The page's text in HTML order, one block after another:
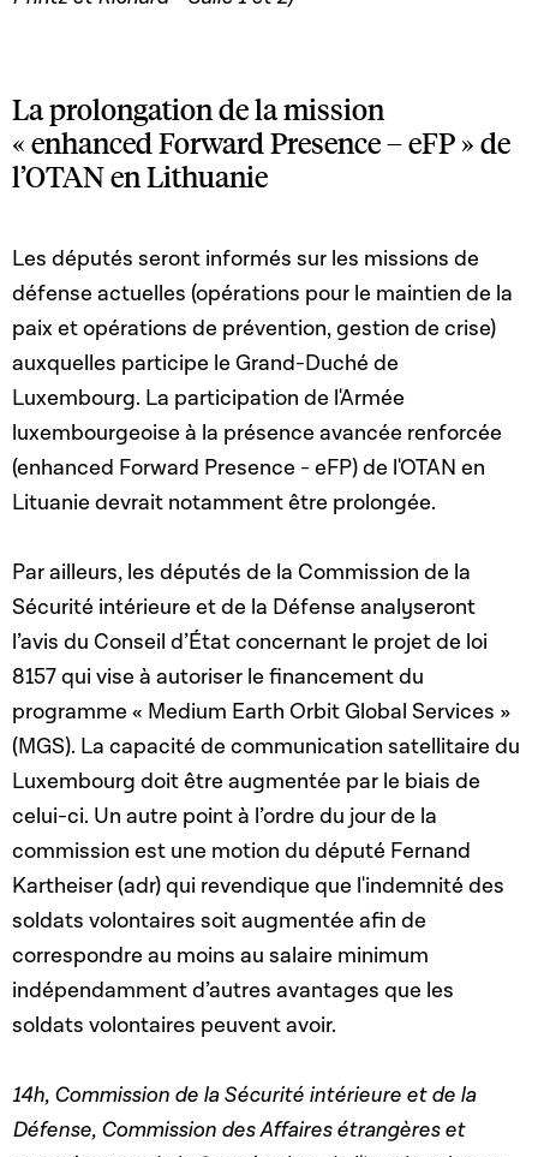
La prolongation de la mission
« enhanced Forward Presence – eFP » de
l’OTAN en Lithuanie
Les députés seront informés sur les missions de
défense actuelles (opérations pour le maintien de la
paix et opérations de prévention, gestion de crise)
auxquelles participe le Grand-Duché de
Luxembourg. La participation de l'Armée
luxembourgeoise à la présence avancée renforcée
(enhanced Forward Presence - eFP) de l'OTAN en
Lituanie devrait notamment être prolongée.
Par ailleurs, les députés de la Commission de la
Sécurité intérieure et de la Défense analyseront
l’avis du Conseil d’État concernant le projet de loi
8157 qui vise à autoriser le financement du
programme « Medium Earth Orbit Global Services »
(MGS). La capacité de communication satellitaire du
Luxembourg doit être augmentée par le biais de
celui-ci. Un autre point à l’ordre du jour de la
commission est une motion du député Fernand
Kartheiser (adr) qui revendique que l'indemnité des
soldats volontaires soit augmentée afin de
correspondre au moins au salaire minimum
indépendamment d’autres avantages que les
soldats volontaires peuvent avoir.
14h, Commission de la Sécurité intérieure et de la
Défense, Commission des Affaires étrangères et